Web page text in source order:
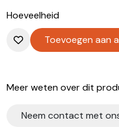
Hoeveelheid
Toevoegen aan
Meer weten over dit
Neem contact met